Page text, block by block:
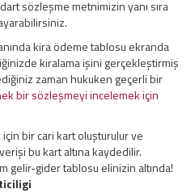
sözleşme metnimizin yanı sıra
kira ödeme tablosu ekranda
kiralama işini gerçekleştirmiş
zaman hukuken geçerli bir
bir sözleşmeyi incelemek için
için bir cari kart oluşturulur ve
bu kart altına kaydedilir.
gelir-gider tablosu elinizin altında!